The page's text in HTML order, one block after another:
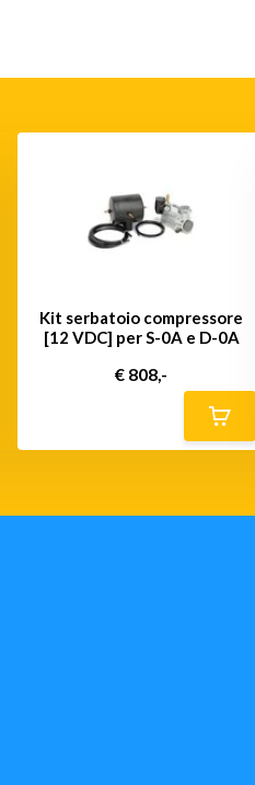
Kit serbatoio compressore
[12 VDC] per S-0A e D-0A
€ 808,-